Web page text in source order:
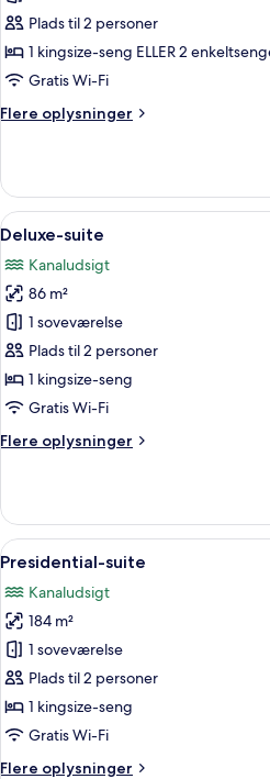
værelse
(Riverside)
Plads til 2 personer
1 kingsize-seng ELLER 2
Gratis Wi-Fi
Flere oplysninger
Flere
værelse
(Riverside)
Indlæs
alle
billeder
af
Deluxe-
suite
11
Deluxe-suite
Kanaludsigt
86 m²
1 soveværelse
Plads til 2 personer
1 kingsize-seng
Gratis Wi-Fi
Flere oplysninger
Flere
suite
Indlæs
alle
billeder
af
Presidential-
suite
9
Presidential-suite
Kanaludsigt
184 m²
1 soveværelse
Plads til 2 personer
1 kingsize-seng
Gratis Wi-Fi
Flere oplysninger
Flere